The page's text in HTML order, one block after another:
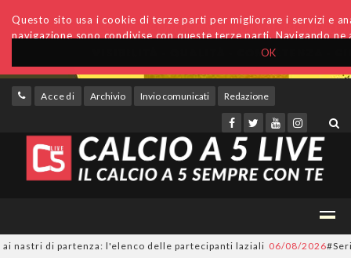
OK
Questo sito usa i cookie di terze parti per migliorare i servizi e
navigazione sono condivise con queste terze parti. Navigando
Accedi Archivio Invio comunicati Redazione
di partenza: l'elenco delle partecipanti laziali 06/08/2026